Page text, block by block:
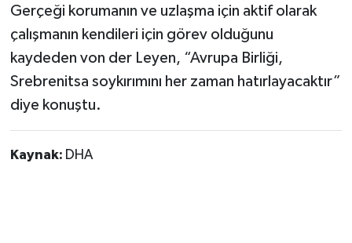
Gerçeği korumanın ve uzlaşma için aktif olarak
çalışmanın kendileri için görev olduğunu
kaydeden von der Leyen, “Avrupa Birliği,
Srebrenitsa soykırımını her zaman hatırlayacaktır”
diye konuştu.
Kaynak: DHA